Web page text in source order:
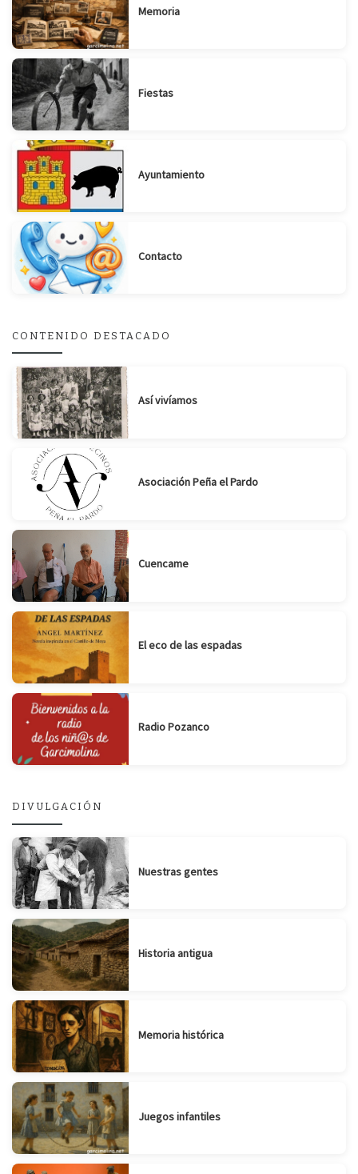
Memoria
Fiestas
Ayuntamiento
Contacto
CONTENIDO DESTACADO
Así vivíamos
Asociación Peña el Pardo
Cuencame
El eco de las espadas
Radio Pozanco
DIVULGACIÓN
Nuestras gentes
Historia antigua
Memoria histórica
Juegos infantiles